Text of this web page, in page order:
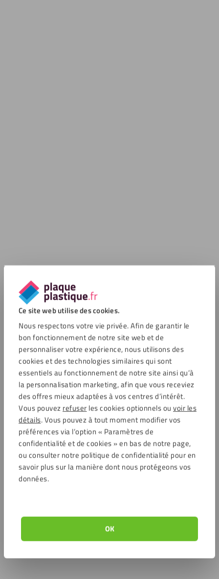
Ce site web utilise des cookies.
Nous respectons votre vie privée. Afin de garantir le
bon fonctionnement de notre site web et de
personnaliser votre expérience, nous utilisons des
cookies et des technologies similaires qui sont
essentiels au fonctionnement de notre site ainsi qu’à
la personnalisation marketing, afin que vous receviez
des offres mieux adaptées à vos centres d’intérêt.
Vous pouvezrefuserles cookies optionnels ou voir les
détails. Vous pouvez à tout moment modifier vos
préférences via l’option « Paramètres de
confidentialité et de cookies » en bas de notre page,
ou consulter notre politique de confidentialité pour en
savoir plus sur la manière dont nous protégeons vos
données.
OK